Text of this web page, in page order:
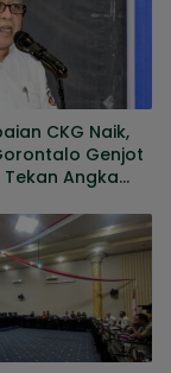
CKG Naik,
Genjot
Angka